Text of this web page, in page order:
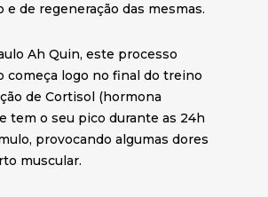
e de regeneração das mesmas.
Ah Quin, este processo
começa logo no final do treino
de Cortisol (hormona
tem o seu pico durante as 24h
provocando algumas dores
muscular.